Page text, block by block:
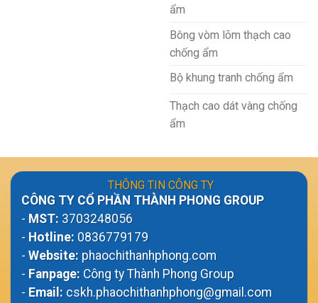
ẩm
Bông vòm lõm thạch cao
chống ẩm
Bộ khung tranh chống ẩm
Thạch cao dát vàng chống
ẩm
THÔNG TIN CÔNG TY
CÔNG TY CỔ PHẦN THÀNH PHONG GROUP
- MST: 3703248056
- Hotline: 0836779179
- Website: phaochithanhphong.com
- Fanpage: Công ty Thành Phong Group
- Email: cskh.phaochithanhphong@gmail.com